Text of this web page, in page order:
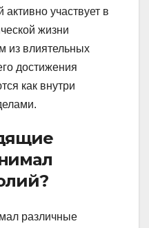
участвует в
жизни
из влиятельных
достижения
как внутри
различные